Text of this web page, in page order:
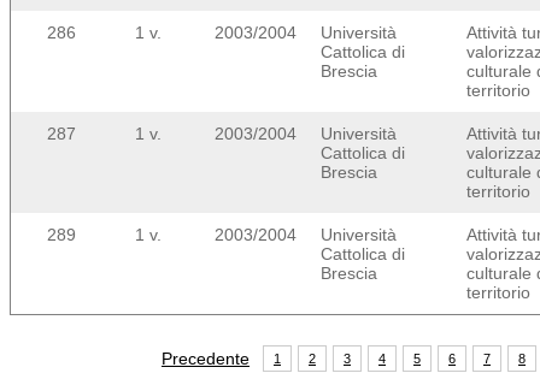
286 1 v. 2003/2004
Università
Cattolica di
Brescia
Attività
culturale
territorio
287 1 v. 2003/2004
Università
Cattolica di
Brescia
Attività
culturale
territorio
289 1 v. 2003/2004
Università
Cattolica di
Brescia
Attività
culturale
territorio
Precedente 1 2 3 4 5 6 7 8